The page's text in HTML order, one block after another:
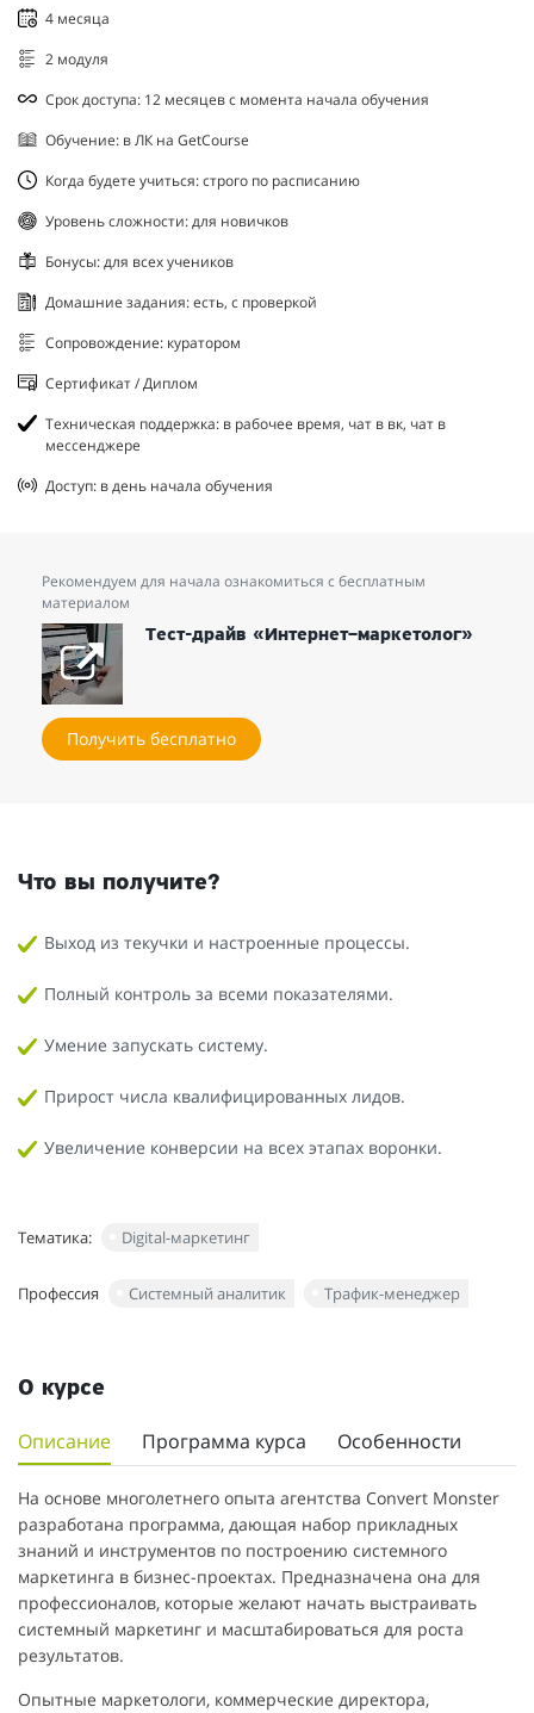
4 месяца
2 модуля
Срок доступа: 12 месяцев с момента начала обучения
Обучение: в ЛК на GetCourse
Когда будете учиться: строго по расписанию
Уровень сложности: для новичков
Бонусы: для всех учеников
Домашние задания: есть, с проверкой
Сопровождение: куратором
Сертификат / Диплом
Техническая поддержка: в рабочее время, чат в вк, чат в
мессенджере
Доступ: в день начала обучения
Рекомендуем для начала ознакомиться с бесплатным
материалом
Тест-драйв «Интернет–маркетолог»
Получить бесплатно
Что вы получите?
Выход из текучки и настроенные процессы.
Полный контроль за всеми показателями.
Умение запускать систему.
Прирост числа квалифицированных лидов.
Увеличение конверсии на всех этапах воронки.
Тематика: Digital-маркетинг
Профессия Системный аналитик Трафик-менеджер
О курсе
Описание Программа курса Особенности
На основе многолетнего опыта агентства Convert Monster
разработана программа, дающая набор прикладных
знаний и инструментов по построению системного
маркетинга в бизнес-проектах. Предназначена она для
профессионалов, которые желают начать выстраивать
системный маркетинг и масштабироваться для роста
результатов.
Опытные маркетологи, коммерческие директора,